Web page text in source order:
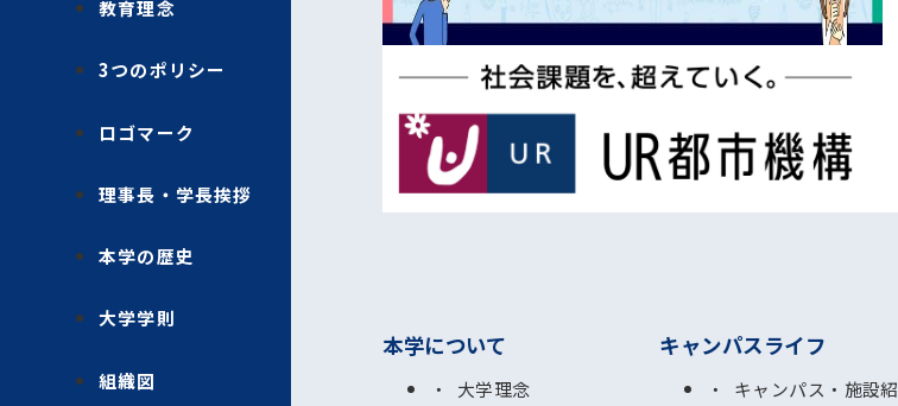
教育理念
3つのポリシー
ロゴマーク
理事長・学長挨拶
本学の歴史
大学学則
組織図
本学について
大学理念
キャンパスライフ
キャンパス・施設紹